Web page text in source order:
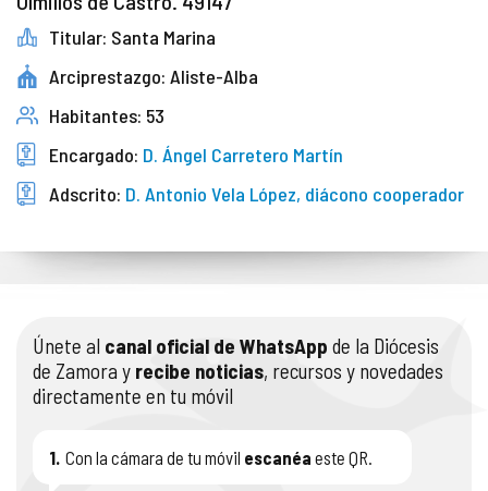
Titular: Santa Marina
Arciprestazgo: Aliste-Alba
Habitantes: 53
Encargado: D. Ángel Carretero Martín
Adscrito: D. Antonio Vela López, diácono cooperador
Únete al canal oficial de WhatsApp de la Diócesis
de Zamora y recibe noticias, recursos y novedades
directamente en tu móvil
1. Con la cámara de tu móvil escanéa este QR.